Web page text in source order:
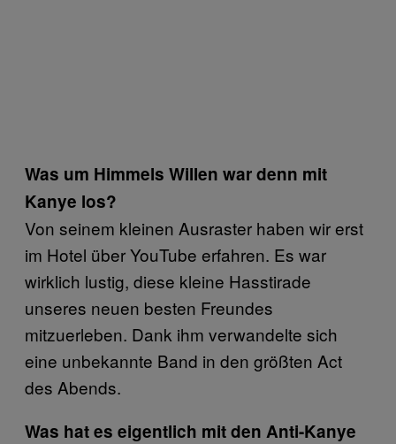
Was um Himmels Willen war denn mit
Kanye los?
Von seinem kleinen Ausraster haben wir erst
im Hotel über YouTube erfahren. Es war
wirklich lustig, diese kleine Hasstirade
unseres neuen besten Freundes
mitzuerleben. Dank ihm verwandelte sich
eine unbekannte Band in den größten Act
des Abends.
Was hat es eigentlich mit den Anti-Kanye